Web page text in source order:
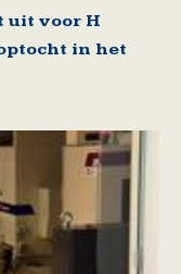
uit voor H
in het